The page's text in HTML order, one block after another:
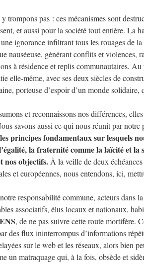
trompons pas : ces mécanismes sont
et aussi pour la société tout entière. La
ignorance infiltrant tous les rouages de
nauséeuse, générant conflits et violences,
à résidence et replis communautaires. Au
elle-même, avec ses deux siècles de
porteuse d’espoir d’un monde solidaire,
et reconnaissons nos différences,
savons aussi ce qui nous réunit par notre
principes fondamentaux sur lesquels
la fraternité comme la laïcité et la
nos objectifs. À la veille de deux
et européennes, nous entendons, ici,
responsabilité commune, acteurs dans
associatifs, élus locaux et nationaux,
, de ne pas suivre cette route mortifère.
des flux ininterrompus d’informations
sur le web et les réseaux, alors bien
un matraquage qui, à la fois, obsède et